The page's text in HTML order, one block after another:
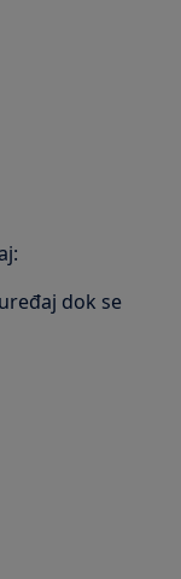
dok se